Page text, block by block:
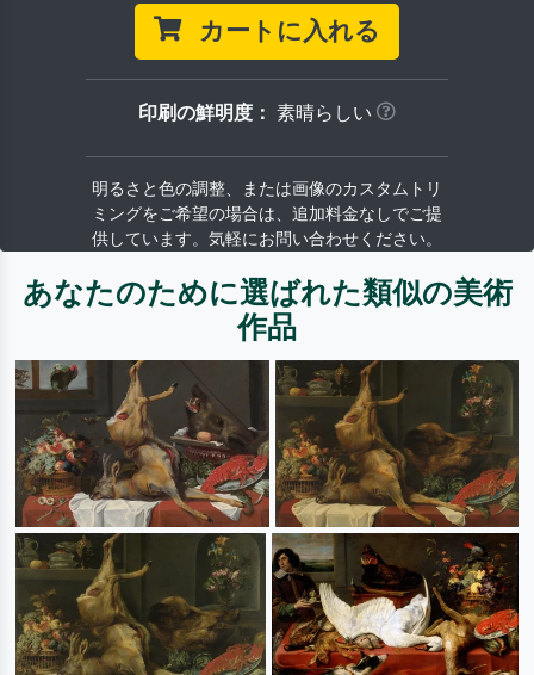
カートに入れる
印刷の鮮明度： 素晴らしい
明るさと色の調整、または画像のカスタムトリ
ミングをご希望の場合は、追加料金なしでご提
供しています。気軽にお問い合わせください。
あなたのために選ばれた類似の美術
作品